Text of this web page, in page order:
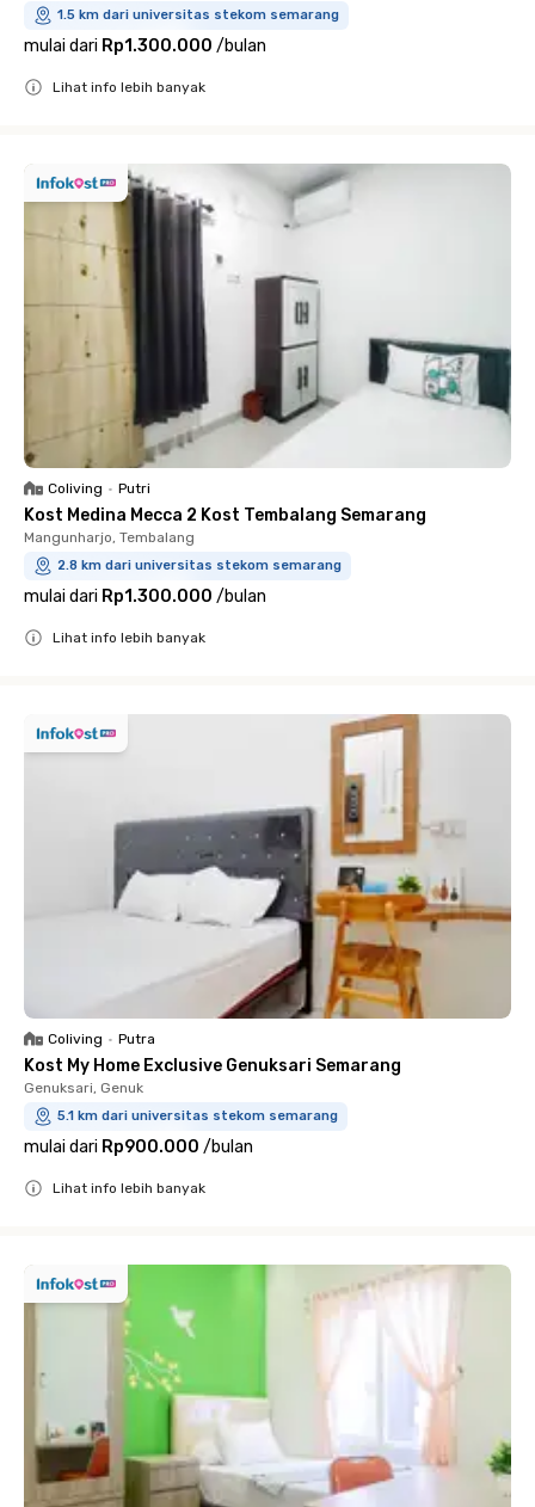
1.5 km dari universitas stekom semarang
mulai dari Rp1.300.000 /bulan
Lihat info lebih banyak
Coliving • Putri
Kost Medina Mecca 2 Kost Tembalang Semarang
Mangunharjo, Tembalang
2.8 km dari universitas stekom semarang
mulai dari Rp1.300.000 /bulan
Lihat info lebih banyak
Coliving • Putra
Kost My Home Exclusive Genuksari Semarang
Genuksari, Genuk
5.1 km dari universitas stekom semarang
mulai dari Rp900.000 /bulan
Lihat info lebih banyak